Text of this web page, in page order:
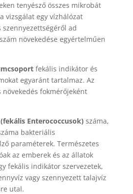
tenyésző összes mikrobát
vizsgálat egy vízhálózat
ad
növekedése egyértelműen
fekális indikátor és
egyaránt tartalmaz. Az
fokmérőjeként
Enterococcusok) száma,
bakteriális
paraméterek. Természetes
az emberek és az állatok
fekális indikátor szervezetek,
vagy szennyezett talajvíz
utal.